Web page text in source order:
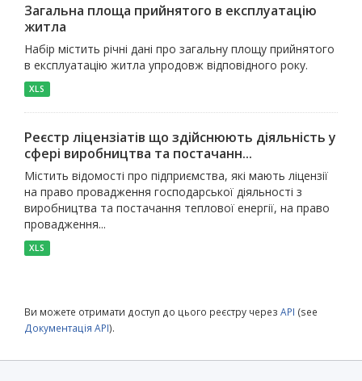
Загальна площа прийнятого в експлуатацію
житла
Набір містить річні дані про загальну площу прийнятого
в експлуатацію житла упродовж відповідного року.
XLS
Реєстр ліцензіатів що здійснюють діяльність у
сфері виробництва та постачанн...
Містить відомості про підприємства, які мають ліцензії
на право провадження господарської діяльності з
виробництва та постачання теплової енергії, на право
провадження...
XLS
Ви можете отримати доступ до цього реєстру через API (see
Документація API).